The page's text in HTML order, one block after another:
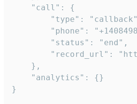
    "call": {
"type":
"phone":
        "status": "end",
"record_url":
    },
    "analytics": {}
}